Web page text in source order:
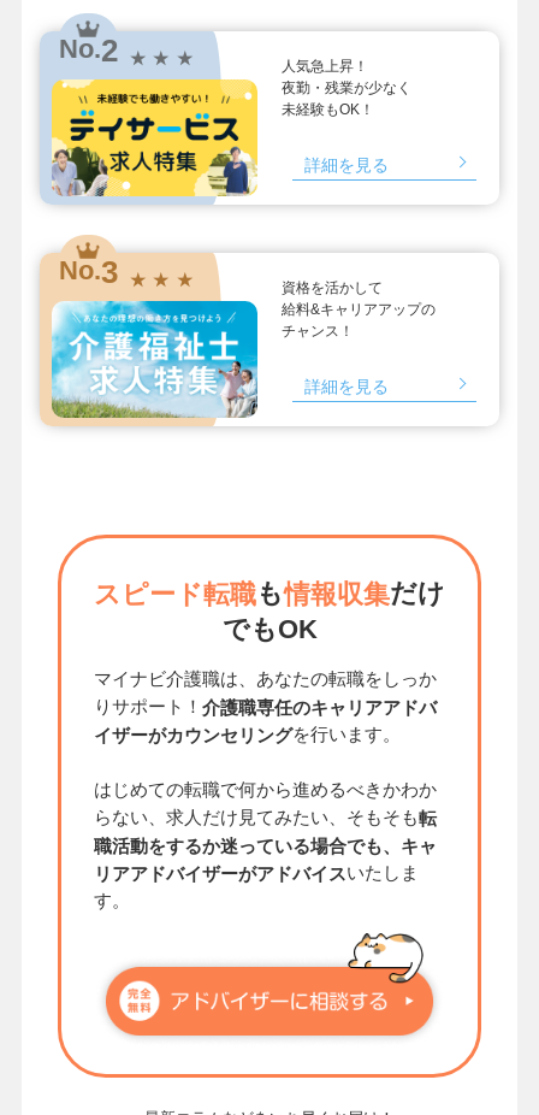
No.2 ★ ★ ★
人気急上昇！
夜勤・残業が少なく
未経験もOK！
詳細を見る
No.3 ★ ★ ★
資格を活かして
給料&キャリアアップの
チャンス！
詳細を見る
スピード転職も情報収集だけ
でもOK
マイナビ介護職は、あなたの転職をしっか
りサポート！ 介護職専任のキャリアアドバ
イザーがカウンセリングを行います。
はじめての転職で何から進めるべきかわか
らない、求人だけ見てみたい、そもそも転
職活動をするか迷っている場合でも、キャ
リアアドバイザーがアドバイスいたしま
す。